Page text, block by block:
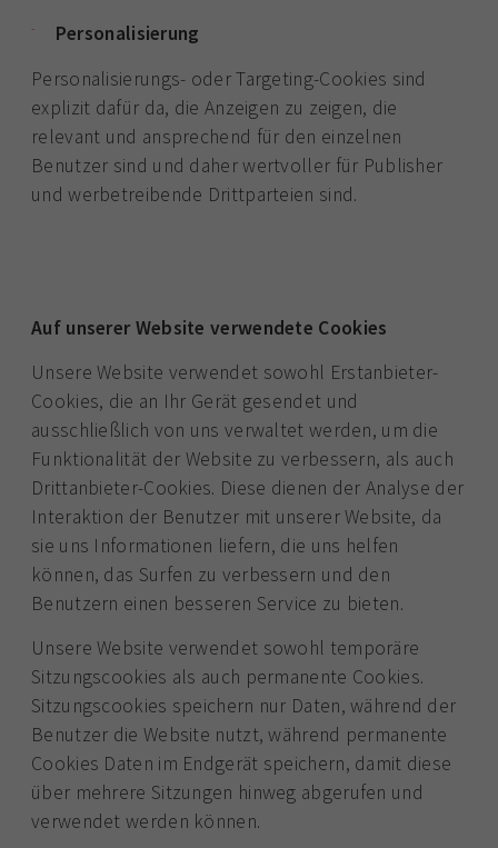
Personalisierung
Personalisierungs- oder Targeting-Cookies sind
explizit dafür da, die Anzeigen zu zeigen, die
relevant und ansprechend für den einzelnen
Benutzer sind und daher wertvoller für Publisher
und werbetreibende Drittparteien sind.
Auf unserer Website verwendete Cookies
Unsere Website verwendet sowohl Erstanbieter-
Cookies, die an Ihr Gerät gesendet und
ausschließlich von uns verwaltet werden, um die
Funktionalität der Website zu verbessern, als auch
Drittanbieter-Cookies. Diese dienen der Analyse der
Interaktion der Benutzer mit unserer Website, da
sie uns Informationen liefern, die uns helfen
können, das Surfen zu verbessern und den
Benutzern einen besseren Service zu bieten.
Unsere Website verwendet sowohl temporäre
Sitzungscookies als auch permanente Cookies.
Sitzungscookies speichern nur Daten, während der
Benutzer die Website nutzt, während permanente
Cookies Daten im Endgerät speichern, damit diese
über mehrere Sitzungen hinweg abgerufen und
verwendet werden können.